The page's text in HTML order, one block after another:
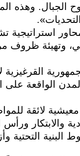
الجبال. وهذه
استراتيجية
وتهيئة ظروف
القرغيزية
الواقعة على
لائقة
والابتكار ورأس
البنية التحتية